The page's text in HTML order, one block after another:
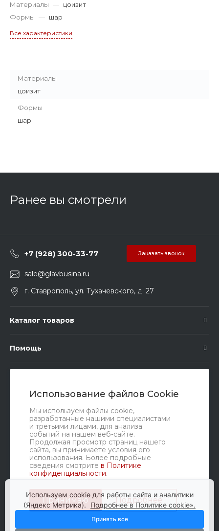
Использование файлов Cookie
Мы используем файлы cookie,
разработанные нашими специалистами
и третьими лицами, для анализа
событий на нашем веб-сайте.
Продолжая просмотр страниц нашего
сайта, вы принимаете условия его
использования. Более подробные
сведения смотрите в Политике
конфиденциальности.
Принимаю Подробнее
Материалы — цоизит
Формы — шар
Все характеристики
Материалы
цоизит
Формы
шар
Ранее вы смотрели
+7 (928) 300-33-77 Заказать звонок
sale@glavbusina.ru
г. Ставрополь, ул. Тухачевского, д. 27
Каталог товаров
Помощь
Мы в соц. сетях
Используем cookie для работы сайта и аналитики
(Яндекс Метрика). Подробнее в Политике cookie».
Принять все